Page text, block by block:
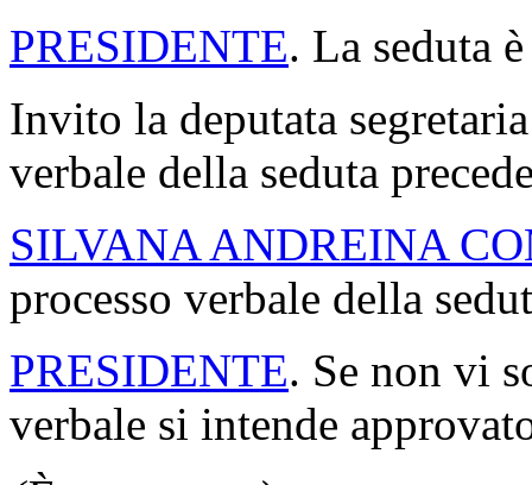
PRESIDENTE. La seduta
Invito la deputata
verbale della seduta
SILVANA ANDREINA
processo verbale della
PRESIDENTE. Se non vi
verbale si intende